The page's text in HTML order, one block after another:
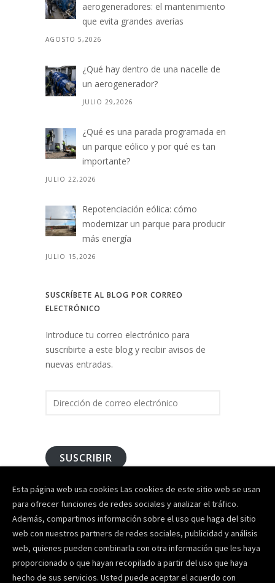
aerogeneradores: el mantenimiento
que evita grandes averías
AGOSTO 5,2026
¿Qué hay dentro de una nacelle de
un aerogenerador?
JULIO 29,2026
¿Qué es una parada programada en
un parque eólico y por qué es tan
importante?
JULIO 22,2026
Repotenciación eólica: cómo
modernizar un parque para producir
más energía
JULIO 15,2026
SUSCRÍBETE AL BLOG POR CORREO
ELECTRÓNICO
Introduce tu correo electrónico para
suscribirte a este blog y recibir avisos de
nuevas entradas.
c
c
i
ó
n
d
e
c
o
SUSCRIBIR
Esta página web usa cookies Las cookies de este sitio web se usan
para ofrecer funciones de redes sociales y analizar el tráfico.
Además, compartimos información sobre el uso que haga del sitio
web con nuestros partners de redes sociales, publicidad y análisis
web, quienes pueden combinarla con otra información que les haya
proporcionado o que hayan recopilado a partir del uso que haya
hecho de sus servicios. Usted puede aceptar el acuerdo con